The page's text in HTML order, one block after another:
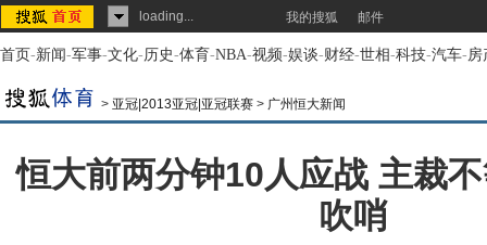
loading... 我的搜狐 邮件
首页-新闻-军事-文化-历史-体育-NBA-视频-娱谈-财经-世相-科技-汽车-房
> 亚冠|2013亚冠|亚冠联赛 > 广州恒大新闻
恒大前两分钟10人应战 主裁
吹哨